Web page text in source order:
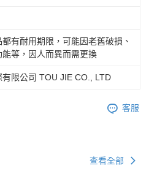
都有耐用期限，可能因老舊破損、
能等，因人而異而需更換
有限公司 TOU JIE CO., LTD
客服
查看全部